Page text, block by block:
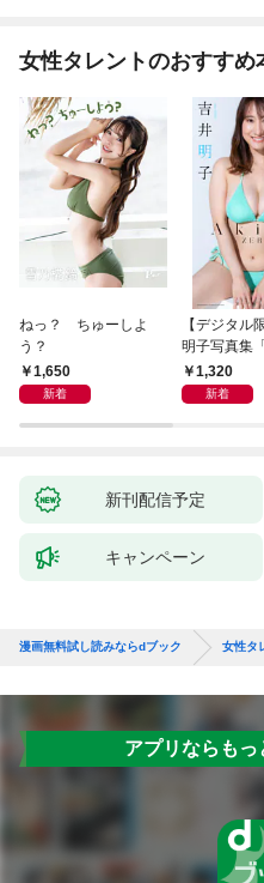
女性タレントのおすすめ
ねっ？ ちゅーしよ
う？
1,650
新着
【デジタル
明子写真集
ピソード0－
－」
1,320
新着
新刊配信予定
キャンペーン
漫画無料試し読みならdブック 女性タ
アプリならもっ